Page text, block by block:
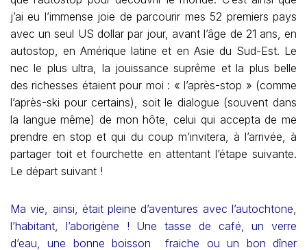
j’ai eu l’immense joie de parcourir mes 52 premiers pays
avec un seul US dollar par jour, avant l’âge de 21 ans, en
autostop, en Amérique latine et en Asie du Sud-Est. Le
nec le plus ultra, la jouissance suprême et la plus belle
des richesses étaient pour moi : « l’après-stop » (comme
l’après-ski pour certains), soit le dialogue (souvent dans
la langue même) de mon hôte, celui qui accepta de me
prendre en stop et qui du coup m’invitera, à l’arrivée, à
partager toit et fourchette en attentant l’étape suivante.
Le départ suivant !
Ma vie, ainsi, était pleine d’aventures avec l’autochtone,
l’habitant, l’aborigène ! Une tasse de café, un verre
d’eau, une bonne boisson fraiche ou un bon dîner